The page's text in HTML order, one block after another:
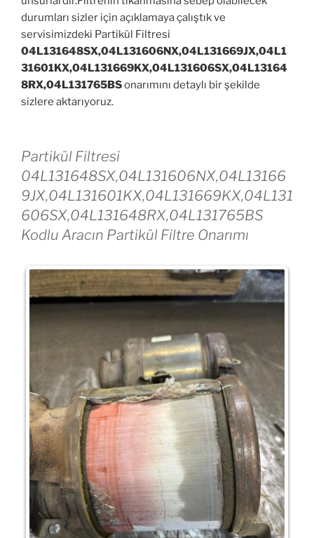
durumları sizler için açıklamaya çalıştık ve
servisimizdeki Partikül Filtresi
04L131648SX,04L131606NX,04L131669JX,04L1
31601KX,04L131669KX,04L131606SX,04L13164
8RX,04L131765BSonarımını detaylı bir şekilde
sizlere aktarıyoruz.
Partikül Filtresi
04L131648SX,04L131606NX,04L13166
9JX,04L131601KX,04L131669KX,04L131
606SX,04L131648RX,04L131765BS
Kodlu Aracın Partikül Filtre Onarımı